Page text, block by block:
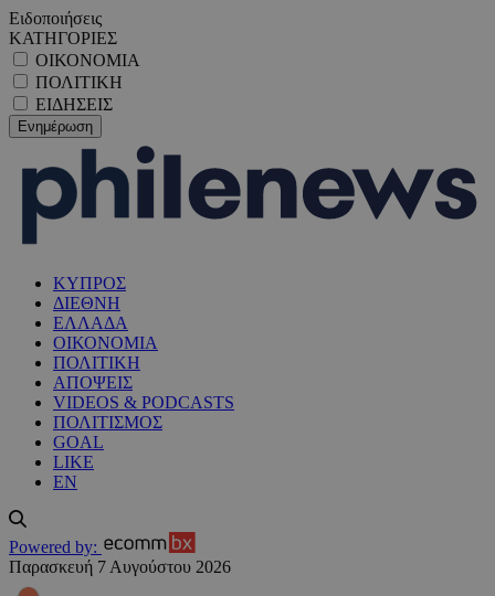
Ειδοποιήσεις
ΚΑΤΗΓΟΡΙΕΣ
ΟΙΚΟΝΟΜΙΑ
ΠΟΛΙΤΙΚΗ
ΕΙΔΗΣΕΙΣ
ΚΥΠΡΟΣ
ΔΙΕΘΝΗ
ΕΛΛΑΔΑ
ΟΙΚΟΝΟΜΙΑ
ΠΟΛΙΤΙΚΗ
ΑΠΟΨΕΙΣ
VIDEOS & PODCASTS
ΠΟΛΙΤΙΣΜΟΣ
GOAL
LIKE
EN
Powered by:
Παρασκευή 7 Αυγούστου 2026